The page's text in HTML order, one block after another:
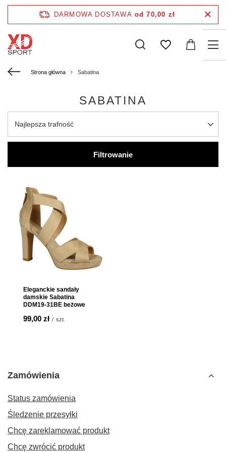
DARMOWA DOSTAWA od 70,00 zł
Strona główna Sabatina
SABATINA
Najlepsza trafność
Filtrowanie
Eleganckie sandały
damskie Sabatina
DDM19-31BE beżowe
99,00 zł / szt.
Zamówienia
Status zamówienia
Śledzenie przesyłki
Chcę zareklamować produkt
Chcę zwrócić produkt